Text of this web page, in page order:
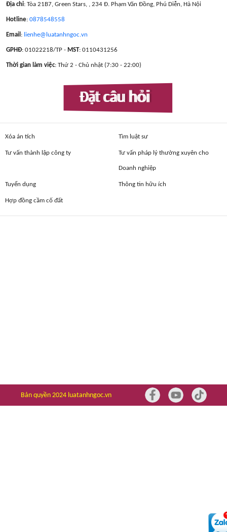
Địa chỉ: Tòa 21B7, Green Stars, , 234 Đ. Phạm Văn Đồng, Phú Diễn, Hà Nội
Hotline: 0878548558
Email : lienhe@luatanhngoc.vn
GPHĐ: 01022218/TP - MST: 0110431256
Thời gian làm việc: Thứ 2 - Chủ nhật (7:30 - 22:00)
Đặt câu hỏi
Xóa án tích Tìm luật sư
Tư vấn thành lập công ty Tư vấn pháp lý thường xuyên cho
Doanh nghiệp
Tuyển dụng Thông tin hữu ích
Hợp đồng cầm cố đất
Bản quyền 2024 luatanhngoc.vn